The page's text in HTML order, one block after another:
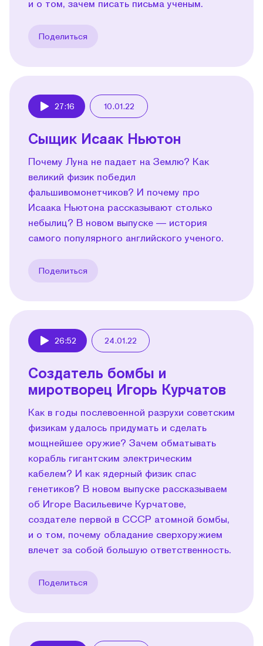
и о том, зачем писать письма ученым.
Поделиться
27:16 10.01.22
Сыщик Исаак Ньютон
Почему Луна не падает на Землю? Как
великий физик победил
фальшивомонетчиков? И почему про
Исаака Ньютона рассказывают столько
небылиц? В новом выпуске — история
самого популярного английского ученого.
Поделиться
26:52 24.01.22
Создатель бомбы и
миротворец Игорь Курчатов
Как в годы послевоенной разрухи советским
физикам удалось придумать и сделать
мощнейшее оружие? Зачем обматывать
корабль гигантским электрическим
кабелем? И как ядерный физик спас
генетиков? В новом выпуске рассказываем
об Игоре Васильевиче Курчатове,
создателе первой в СССР атомной бомбы,
и о том, почему обладание сверхоружием
влечет за собой большую ответственность.
Поделиться